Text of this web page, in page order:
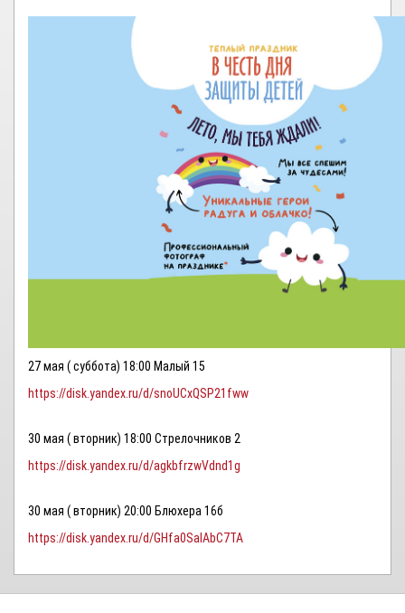
27 мая ( суббота) 18:00 Малый 15
https://disk.yandex.ru/d/snoUCxQSP21fww
30 мая ( вторник) 18:00 Стрелочников 2
https://disk.yandex.ru/d/agkbfrzwVdnd1g
30 мая ( вторник) 20:00 Блюхера 16б
https://disk.yandex.ru/d/GHfa0SalAbC7TA